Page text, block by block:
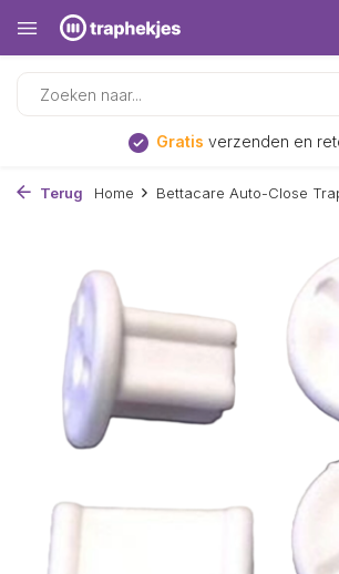
en retour*
Terug Home Bettacare Auto-Close